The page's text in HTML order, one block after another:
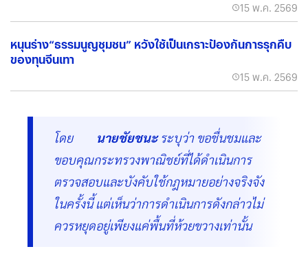
15 พ.ค. 2569
หนุนร่าง“ธรรมนูญชุมชน” หวังใช้เป็นเกราะป้องกันการรุกคืบ
ของทุนจีนเทา
15 พ.ค. 2569
โดย นายชัยชนะระบุว่า ขอชื่นชมและ
ขอบคุณกระทรวงพาณิชย์ที่ได้ดำเนินการ
ตรวจสอบและบังคับใช้กฎหมายอย่างจริงจัง
ในครั้งนี้ แต่เห็นว่าการดำเนินการดังกล่าวไม่
ควรหยุดอยู่เพียงแค่พื้นที่ห้วยขวางเท่านั้น